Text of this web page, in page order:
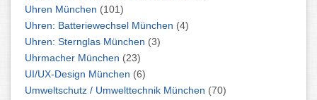
Uhren München (101)
Uhren: Batteriewechsel München (4)
Uhren: Sternglas München (3)
Uhrmacher München (23)
UI/UX-Design München (6)
Umweltschutz / Umwelttechnik München (70)